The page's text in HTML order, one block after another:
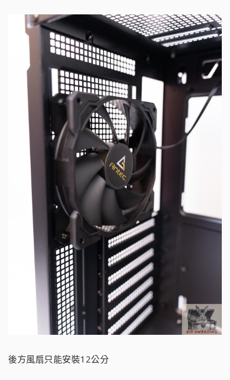
後方風扇只能安裝12公分